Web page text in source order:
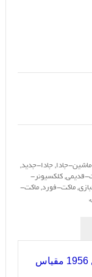
جادا, جادا-جدید,
قدیمی, کلکسیونر-
, ماکت-فورد, ماکت-
,
مدل 1956 مقیاس